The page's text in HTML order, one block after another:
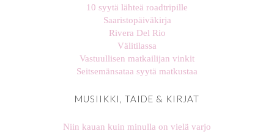
10 syytä lähteä roadtripille
Saaristopäiväkirja
Rivera Del Rio
Välitilassa
Vastuullisen matkailijan vinkit
Seitsemänsataa syytä matkustaa
MUSIIKKI, TAIDE & KIRJAT
Niin kauan kuin minulla on vielä varjo